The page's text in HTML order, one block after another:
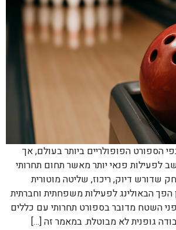
הספורט הפופולריים ביותר בעולם, אך
לפעילות פנאי יותר מאשר תחום תחרותי
שדורש דיוק, ריכוז, שליטה מוטורית
הפך הבאולינג לפעילות משפחתית וחברתית
השטח מדובר בספורט תחרותי עם כללים
גופנית לא מבוטלת. במאמר זה […]